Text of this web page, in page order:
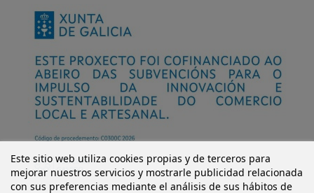
Este sitio web utiliza cookies propias y de terceros para
mejorar nuestros servicios y mostrarle publicidad relacionada
con sus preferencias mediante el análisis de sus hábitos de